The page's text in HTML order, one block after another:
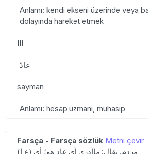
Anlamı: kendi ekseni üzerinde veya
dolayında hareket etmek
III
عادّ
sayman
Anlamı: hesap uzmanı, muhasip
Farsça - Farsça sözlük Metni çevir
(ع اِ) مردم. یقال: ماأدری أی عاد هو؛ أی